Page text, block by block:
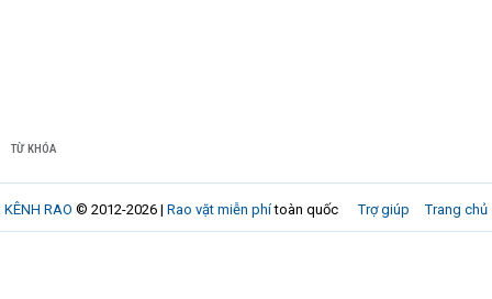
TỪ KHÓA
Trợ giúp Trang chủ
KÊNH RAO © 2012-2026 | Rao vặt miễn phítoàn quốc